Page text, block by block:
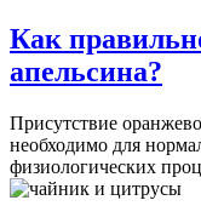
Как
апельсина?
Присутствие
необходимо для
физиологических